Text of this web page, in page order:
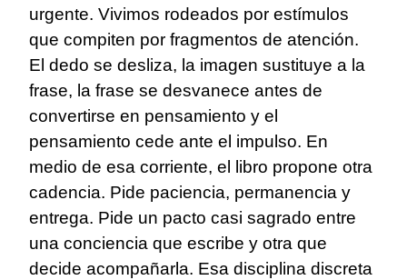
urgente. Vivimos rodeados por estímulos
que compiten por fragmentos de atención.
El dedo se desliza, la imagen sustituye a la
frase, la frase se desvanece antes de
convertirse en pensamiento y el
pensamiento cede ante el impulso. En
medio de esa corriente, el libro propone otra
cadencia. Pide paciencia, permanencia y
entrega. Pide un pacto casi sagrado entre
una conciencia que escribe y otra que
decide acompañarla. Esa disciplina discreta